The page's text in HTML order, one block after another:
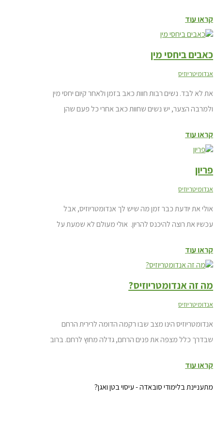
אדנומיוזיס הוא מצב שבו רקמה שבאופן רגיל מצפה את רירית
הרחם גדלה לתוך דפנות הרחם. הרירית שאינה במקומה,
ממשיכה להתנהג כרגיל –...
קראו עוד
כאבים ביחסי מין
אנדומיטריוזיס
את לא לבד. נשים רבות חוות כאב בזמן ולאחר קיום יחסי מין
ולמרבה הצער, יש נשים שחוות כאב אחרי כל פעם שהן
בזמן יחסי מין, אבל יש מקרים בהם לא ברור מה הסיבה
לכאב. בין אם יש לך איבחון ברור או לא באשר לסיבה לכאב,
קל...
קראו עוד
פריון
אנדומיטריוזיס
אולי את יודעת כבר זמן מה שיש לך אנדומטריוזיס, אבל
עכשיו את רוצה להיכנס להריון. אולי מעולם לא שמעת על
שאת מתקשה להיכנס להריון. בעוד אנדומטריוזיס יכולה
לפעמים להקשות על כניסה להריון, יש נשים רבות שהצליחו
להרות באופן...
קראו עוד
מה זה אנדומטריוזיס?
אנדומיטריוזיס
אנדומטריוזיס הינו מצב שבו רקמה הדומה לרירית הרחם
שבדרך כלל מצפה את פנים הרחם, גדלה מחוץ לרחם. ברוב
השחלות, החצוצרות ובדופן האגן. במקרים נדירים, רקמת
רירית הרחם נמצאה ליד הריאות ואפילו במוח. הרקמה דמויית
קראו עוד
מתעניינת בלימודי סובאדה - עיסוי בטן ואגן?